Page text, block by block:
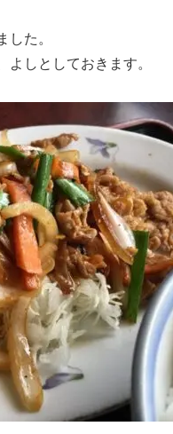
した。
しとしておきます。